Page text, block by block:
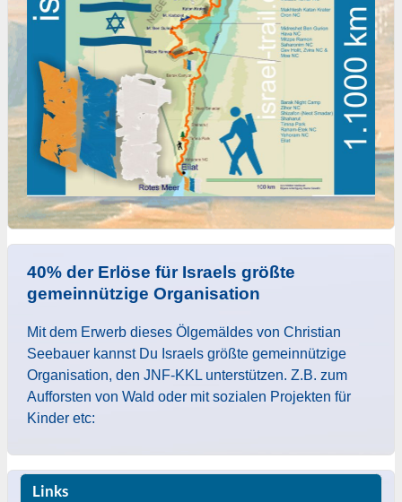
40% der Erlöse für Israels größte
gemeinnützige Organisation
Mit dem Erwerb dieses Ölgemäldes von Christian
Seebauer kannst Du Israels größte gemeinnützige
Organisation, den JNF-KKL unterstützen. Z.B. zum
Aufforsten von Wald oder mit sozialen Projekten für
Kinder etc:
Links